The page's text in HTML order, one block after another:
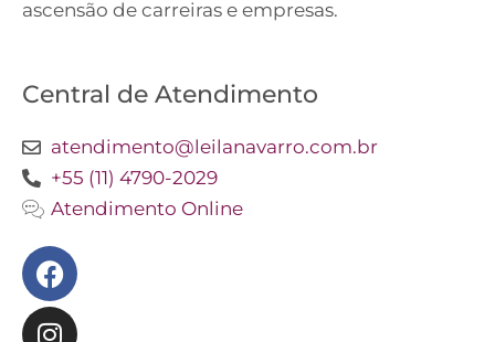
ascensão de carreiras e empresas.
Central de Atendimento
atendimento@leilanavarro.com.br
+55 (11) 4790-2029
Atendimento Online
Facebook
Instagram
Twitter
Youtube
Linkedin
Slideshare